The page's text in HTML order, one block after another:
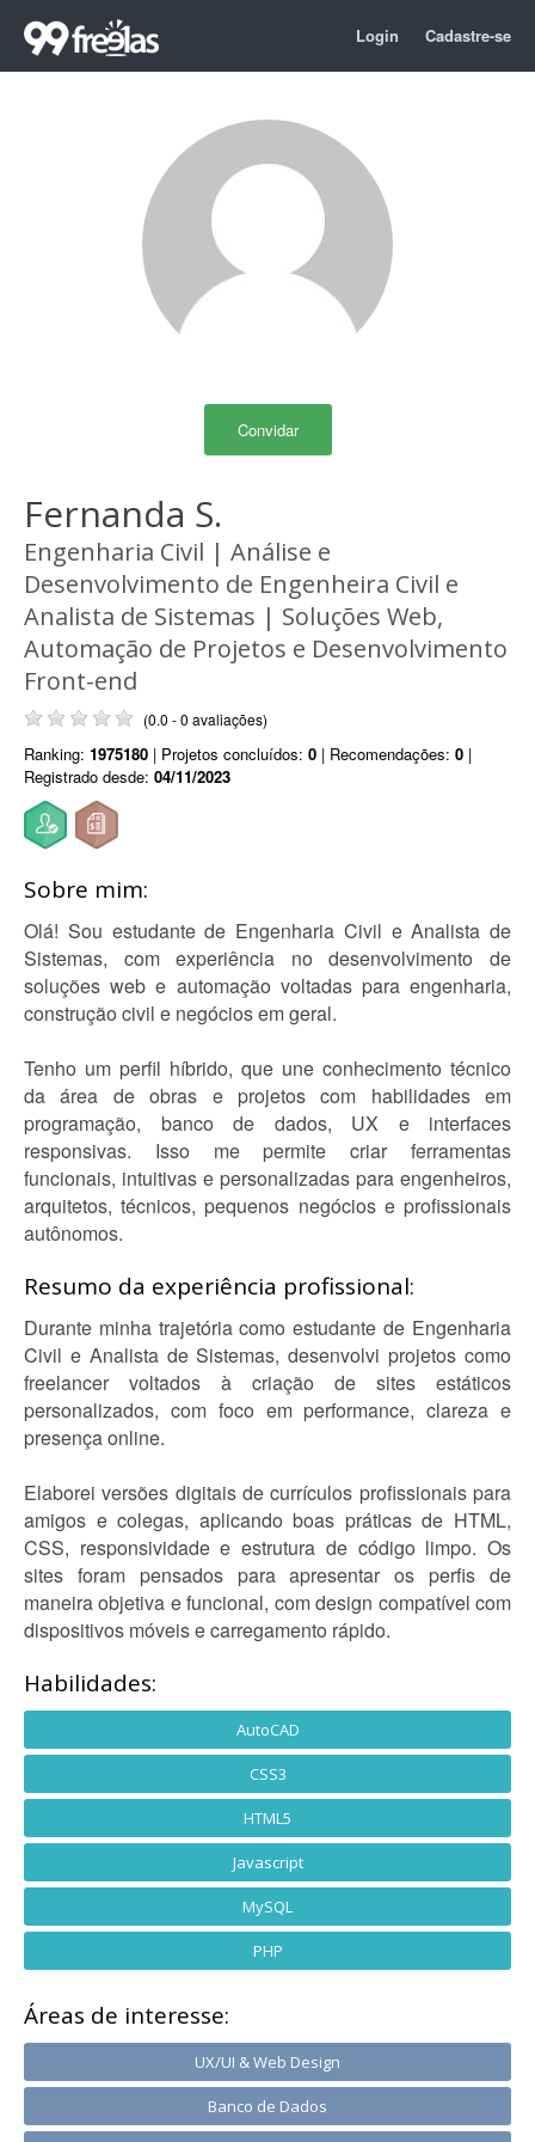
Login Cadastre-se
Convidar
Fernanda S.
Engenharia Civil | Análise e
Desenvolvimento de Engenheira Civil e
Analista de Sistemas | Soluções Web,
Automação de Projetos e Desenvolvimento
Front-end
(0.0 - 0 avaliações)
Ranking: 1975180 | Projetos concluídos: 0 | Recomendações: 0 |
Registrado desde: 04/11/2023
Sobre mim:
Olá! Sou estudante de Engenharia Civil e Analista de
Sistemas, com experiência no desenvolvimento de
soluções web e automação voltadas para engenharia,
construção civil e negócios em geral.
Tenho um perfil híbrido, que une conhecimento técnico
da área de obras e projetos com habilidades em
programação, banco de dados, UX e interfaces
responsivas. Isso me permite criar ferramentas
funcionais, intuitivas e personalizadas para engenheiros,
arquitetos, técnicos, pequenos negócios e profissionais
autônomos.
Resumo da experiência profissional:
Durante minha trajetória como estudante de Engenharia
Civil e Analista de Sistemas, desenvolvi projetos como
freelancer voltados à criação de sites estáticos
personalizados, com foco em performance, clareza e
presença online.
Elaborei versões digitais de currículos profissionais para
amigos e colegas, aplicando boas práticas de HTML,
CSS, responsividade e estrutura de código limpo. Os
sites foram pensados para apresentar os perfis de
maneira objetiva e funcional, com design compatível com
dispositivos móveis e carregamento rápido.
Habilidades:
AutoCAD
CSS3
HTML5
Javascript
MySQL
PHP
Áreas de interesse:
UX/UI & Web Design
Banco de Dados